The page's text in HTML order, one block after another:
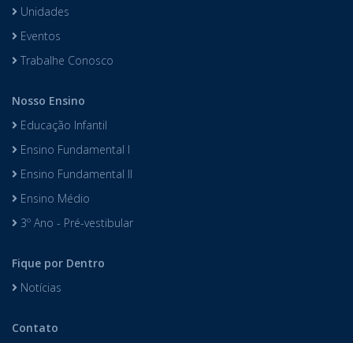
Unidades
Eventos
Trabalhe Conosco
Nosso Ensino
Educação Infantil
Ensino Fundamental I
Ensino Fundamental II
Ensino Médio
3º Ano - Pré-vestibular
Fique por Dentro
Notícias
Contato